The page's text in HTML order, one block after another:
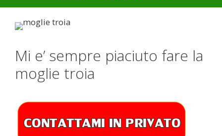
Mi e’ sempre piaciuto fare la
moglie troia